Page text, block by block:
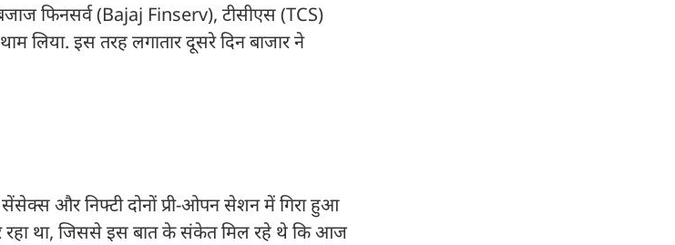
फिनसर्व (Bajaj Finserv), टीसीएस (TCS)
लिया. इस तरह लगातार दूसरे दिन बाजार ने
और निफ्टी दोनों प्री-ओपन सेशन में गिरा हुआ
रहा था, जिससे इस बात के संकेत मिल रहे थे कि आज